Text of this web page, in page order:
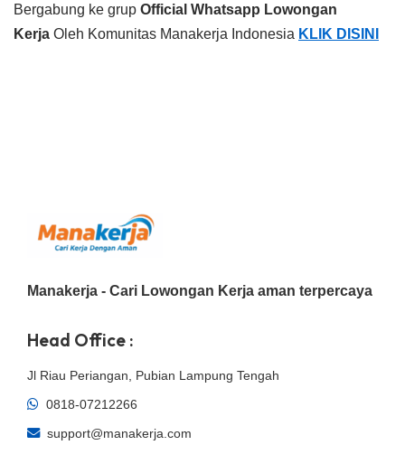
Bergabung ke grup Official Whatsapp Lowongan
Kerja Oleh Komunitas Manakerja Indonesia KLIK DISINI
Manakerja - Cari Lowongan Kerja aman terpercaya
Head Office :
Jl Riau Periangan, Pubian Lampung Tengah
0818-07212266
support@manakerja.com